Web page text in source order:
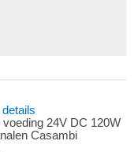
24V DC 120W
Casambi